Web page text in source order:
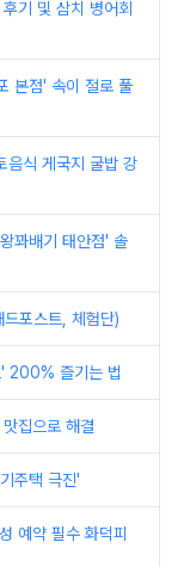
기 및 삼치 병어회
본점' 속이 절로 풀
음식 게국지 굴밥 강
꽈배기 태안점' 솔
포스트, 체험단)
' 200% 즐기는 법
집으로 해결
주택 극진'
예약 필수 화덕피